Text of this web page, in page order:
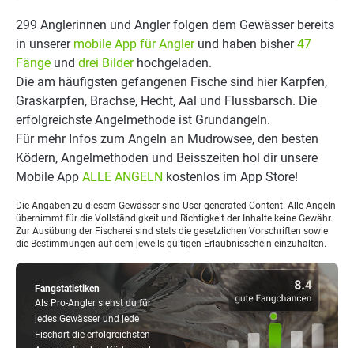
Fangstatistiken
Als Pro-Angler siehst du für
jedes Gewässer und jede
Fischart die erfolgreichsten
299 Anglerinnen und Angler folgen dem Gewässer bereits
in unserer mobile App für Anglerund haben bisher47
Fänge und drei Bilderhochgeladen.
Die am häufigsten gefangenen Fische sind hier Karpfen,
Graskarpfen, Brachse, Hecht, Aal und Flussbarsch. Die
erfolgreichste Angelmethode ist Grundangeln.
Für mehr Infos zum Angeln an Mudrowsee, den besten
Ködern, Angelmethoden und Beisszeiten hol dir unsere
Mobile App ALLE ANGELN kostenlos im App Store!
Die Angaben zu diesem Gewässer sind User generated Content. Alle Angeln
übernimmt für die Vollständigkeit und Richtigkeit der Inhalte keine Gewähr.
Zur Ausübung der Fischerei sind stets die gesetzlichen Vorschriften sowie
die Bestimmungen auf dem jeweils gültigen Erlaubnisschein einzuhalten.